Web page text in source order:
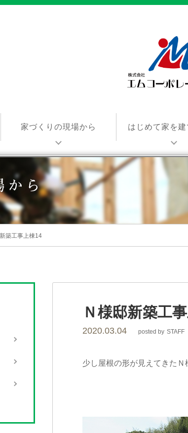
コ
ー
ポ
シ
ョ
ン
家づくりの現場から はじめて家を
築工事上棟14
Ｎ様邸新築工
2020.03.04 posted by STAFF
少し屋根の形が見えてきたＮ